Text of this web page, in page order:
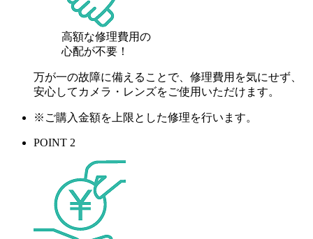
高額な修理費用の
心配が不要！
万が一の故障に備えることで、修理費用を気にせず、
安心してカメラ・レンズをご使用いただけます。
※ご購入金額を上限とした修理を行います。
POINT 2